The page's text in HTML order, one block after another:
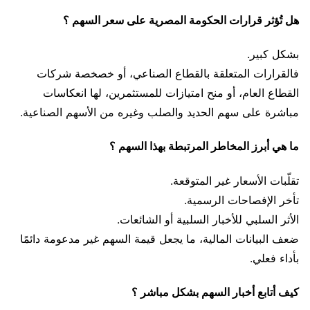
هل تُؤثر قرارات الحكومة المصرية على سعر السهم ؟
بشكل كبير.
فالقرارات المتعلقة بالقطاع الصناعي، أو خصخصة شركات
القطاع العام، أو منح امتيازات للمستثمرين، لها انعكاسات
مباشرة على سهم الحديد والصلب وغيره من الأسهم الصناعية.
ما هي أبرز المخاطر المرتبطة بهذا السهم ؟
تقلّبات الأسعار غير المتوقعة.
تأخر الإفصاحات الرسمية.
الأثر السلبي للأخبار السلبية أو الشائعات.
ضعف البيانات المالية، ما يجعل قيمة السهم غير مدعومة دائمًا
بأداء فعلي.
كيف أتابع أخبار السهم بشكل مباشر ؟